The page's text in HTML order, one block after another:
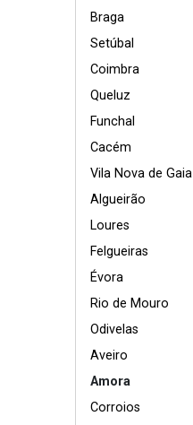
Braga
Setúbal
Coimbra
Queluz
Funchal
Cacém
Vila Nova de Gaia
Algueirão
Loures
Felgueiras
Évora
Rio de Mouro
Odivelas
Aveiro
Amora
Corroios